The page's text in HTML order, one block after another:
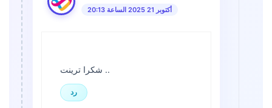
أكتوبر 21 2025 الساعة 20:13
شكرا ترينت ..
رد